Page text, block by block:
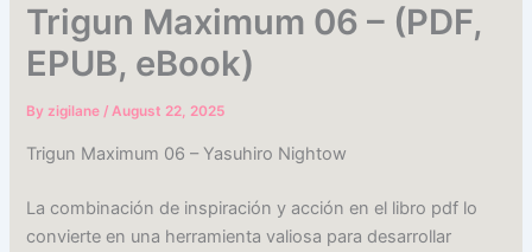
Trigun Maximum 06 – (PDF,
EPUB, eBook)
Byzigilane/August 22, 2025
Trigun Maximum 06 – Yasuhiro Nightow
La combinación de inspiración y acción en el libro pdf lo
convierte en una herramienta valiosa para desarrollar